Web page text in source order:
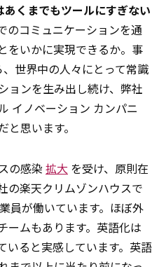
あくまでもツールにすぎない
のコミュニケーションを通
をいかに実現できるか。事
、世界中の人々にとって常識
ョンを生み出し続け、弊社
イノベーション カンパニ
思います。
の感染 拡大 を受け、原則在
の楽天クリムゾンハウスで
員が働いています。ほぼ外
ームもあります。英語化は
いると実感しています。英語